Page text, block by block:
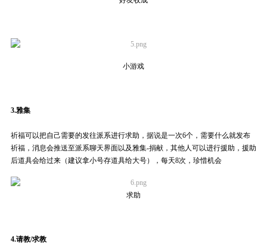
小游戏
3.雅集
祈福可以把自己需要的发往派系进行求助，据说是一次6个，需要什么就发布
祈福，消息会推送至派系聊天界面以及雅集-捐献，其他人可以进行援助，援助
后道具会给过来（建议拿小号存道具给大号），每天8次，珍惜机会
求助
4.请教/求教